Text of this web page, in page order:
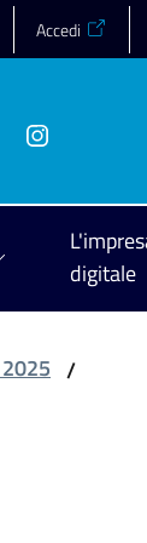
Accedi
digitale
/